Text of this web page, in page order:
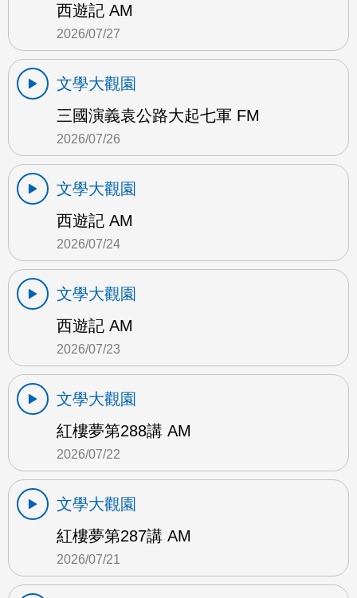
西遊記 AM
2026/07/27
文學大觀園
三國演義袁公路大起七軍 FM
2026/07/26
文學大觀園
西遊記 AM
2026/07/24
文學大觀園
西遊記 AM
2026/07/23
文學大觀園
紅樓夢第288講 AM
2026/07/22
文學大觀園
紅樓夢第287講 AM
2026/07/21